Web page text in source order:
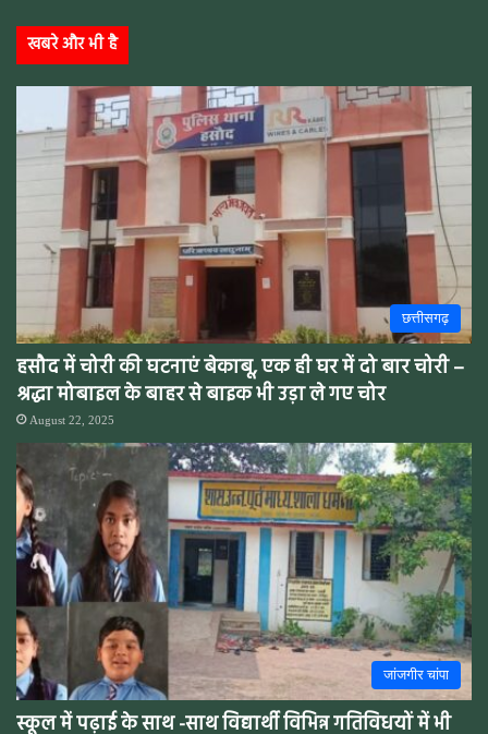
खबरे और भी है
छत्तीसगढ़
हसौद में चोरी की घटनाएं बेकाबू, एक ही घर में दो बार चोरी –
श्रद्धा मोबाइल के बाहर से बाइक भी उड़ा ले गए चोर
August 22, 2025
जांजगीर चांपा
स्कूल में पढ़ाई के साथ -साथ विद्यार्थी विभिन्न गतिविधयों में भी